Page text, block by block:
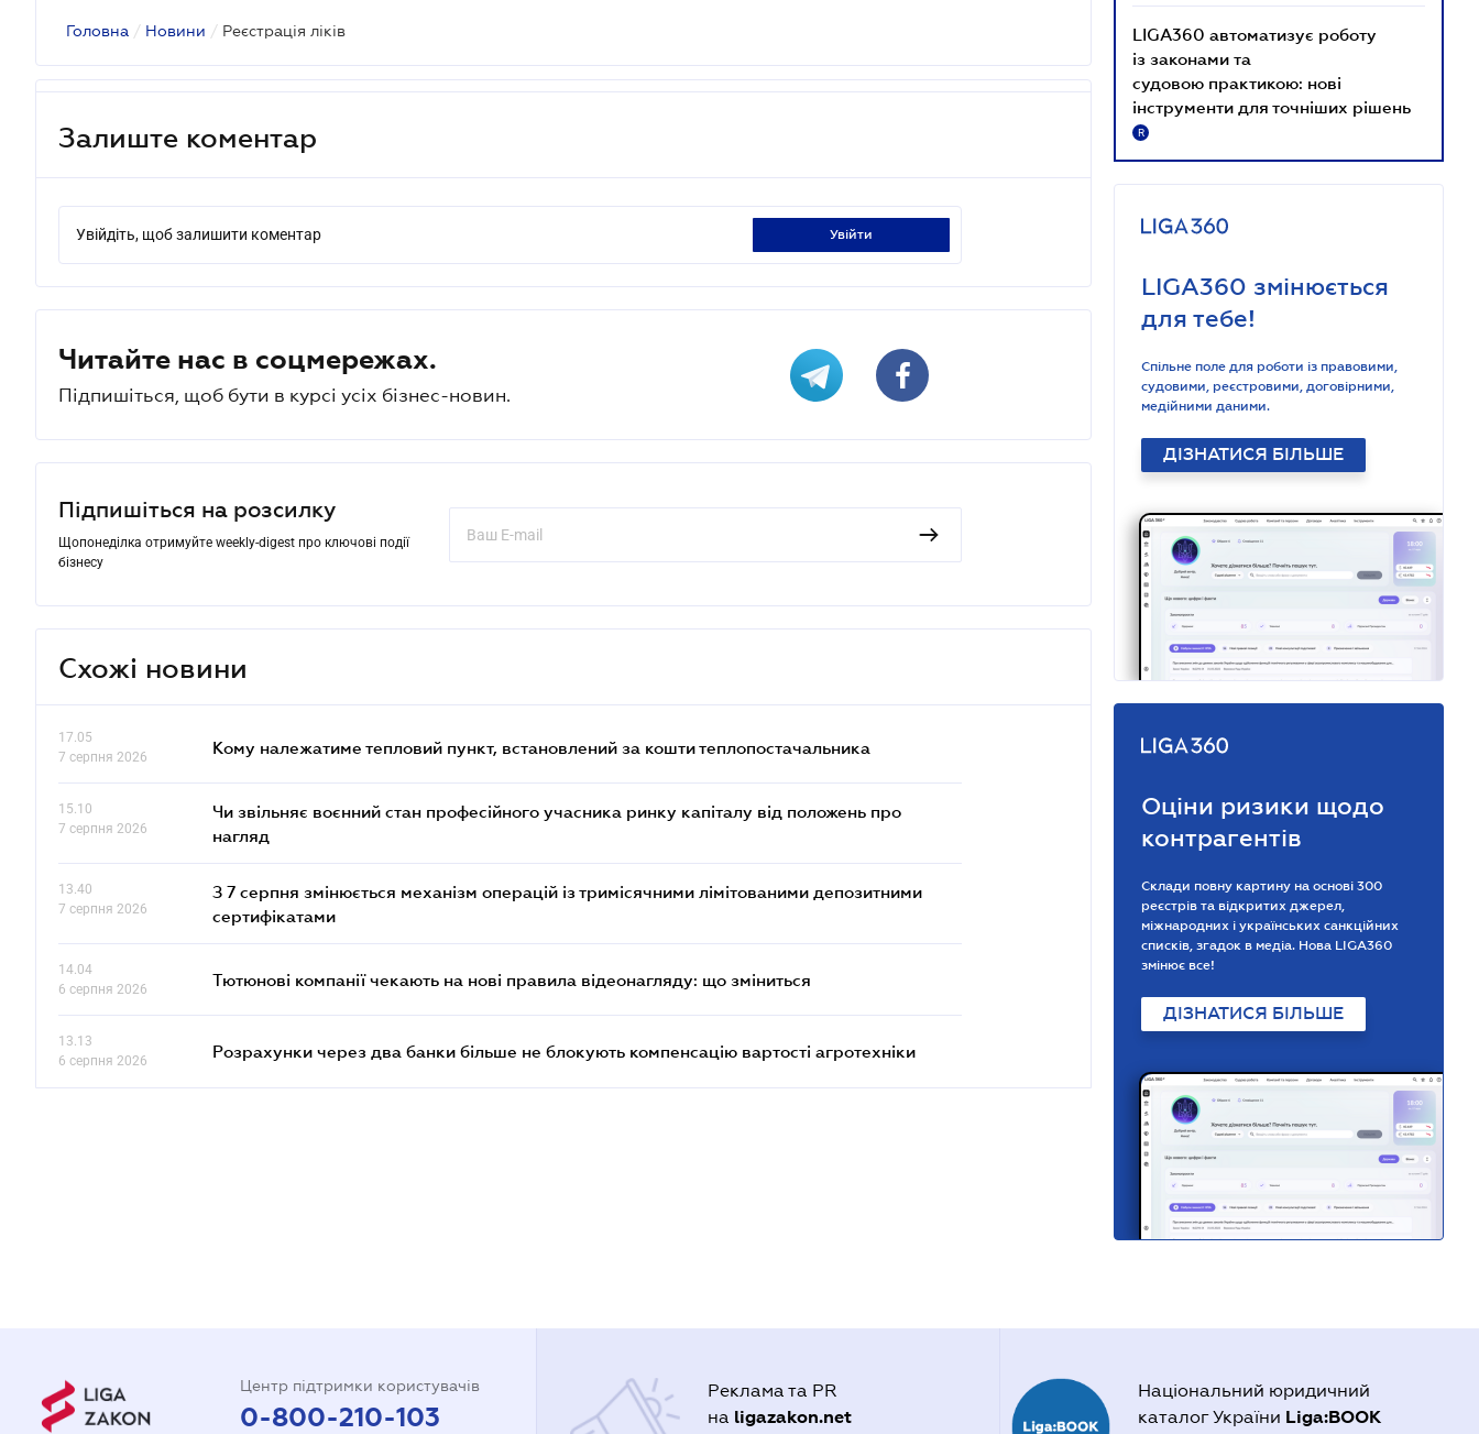
Головна / Новини / Реєстрація ліків
Залиште коментар
Увійдіть, щоб залишити коментар увійти
Читайте нас в соцмережах.
Підпишіться, щоб бути в курсі усіх бізнес-новин.
Підпишіться на розсилку
Щопонеділка отримуйте weekly-digest про ключові події
бізнесу
Схожі новини
17.05
7 серпня 2026
Кому належатиме тепловий пункт, встановлений за кошти теплопостачальника
15.10
7 серпня 2026
Чи звільняє воєнний стан професійного учасника ринку капіталу від положень про
нагляд
13.40
7 серпня 2026
З 7 серпня змінюється механізм операцій із тримісячними лімітованими депозитними
сертифікатами
14.04
6 серпня 2026
Тютюнові компанії чекають на нові правила відеонагляду: що зміниться
13.13
6 серпня 2026
Розрахунки через два банки більше не блокують компенсацію вартості агротехніки
LIGA360 автоматизує роботу
із законами та
судовою практикою: нові
інструменти для точніших рішень
R
LIGA360 змінюється
для тебе!
Спільне поле для роботи із правовими,
судовими, реєстровими, договірними,
медійними даними.
ДІЗНАТИСЯ БІЛЬШЕ
Оціни ризики щодо
контрагентів
Склади повну картину на основі 300
реєстрів та відкритих джерел,
міжнародних і українських санкційних
списків, згадок в медіа. Нова LIGA360
змінює все!
ДІЗНАТИСЯ БІЛЬШЕ
Центр підтримки користувачів
0-800-210-103
Реклама та PR
на ligazakon.net
Національний юридичний
каталог України Liga:BOOK